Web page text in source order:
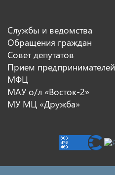
Службы и ведомства
Обращения граждан
Совет депутатов
Прием предпринимателей
МФЦ
МАУ о/л «Восток-2»
МУ МЦ «Дружба»